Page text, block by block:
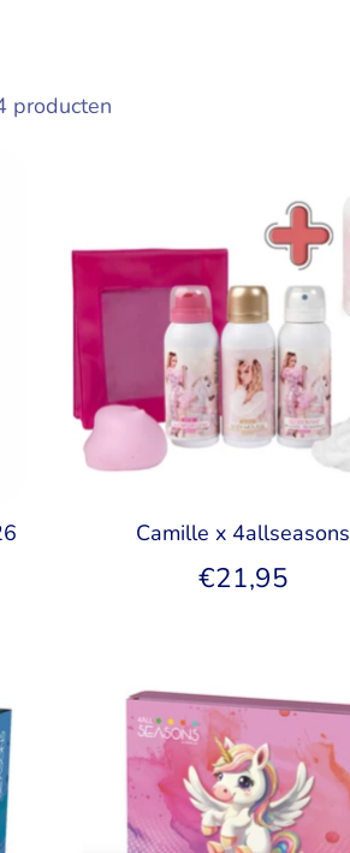
producten
Camille x 4allseasons
€21,95